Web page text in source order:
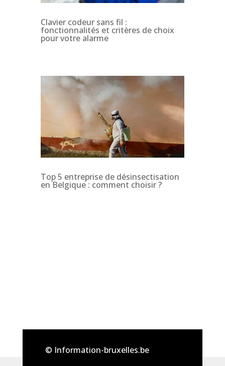
Clavier codeur sans fil :
fonctionnalités et critères de choix
pour votre alarme
Top 5 entreprise de désinsectisation
en Belgique : comment choisir ?
© Information-bruxelles.be